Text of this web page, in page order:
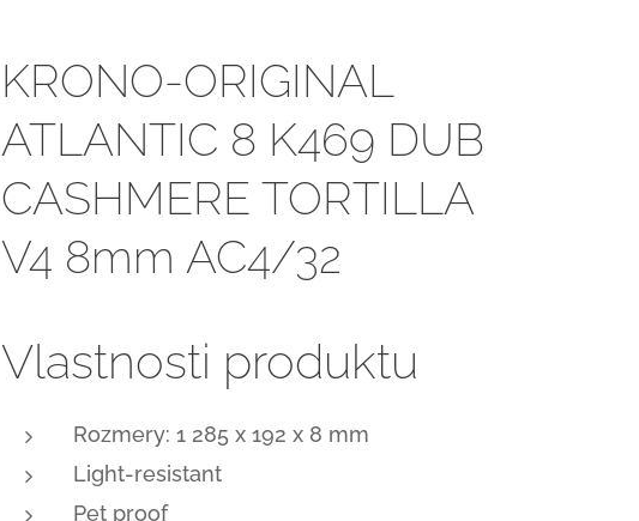
KRONO-ORIGINAL
ATLANTIC 8 K469 DUB
CASHMERE TORTILLA
V4 8mm AC4/32
Vlastnosti produktu
Rozmery: 1 285 x 192 x 8 mm
Light-resistant
Pet proof